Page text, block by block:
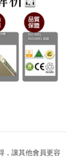
，讓其他會員更容